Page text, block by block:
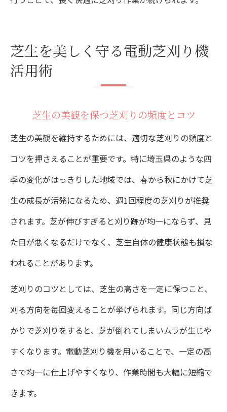
芝生を美しく守る電動芝刈り機
活用術
芝生の美観を保つ芝刈りの頻度とコツ
芝生の美観を維持するためには、適切な芝刈りの頻度と
コツを押さえることが重要です。特に埼玉県のような四
季の変化がはっきりした地域では、春から秋にかけて芝
生の成長が活発になるため、週1回程度の芝刈りが推奨
されます。芝が伸びすぎると刈り跡が均一にならず、見
た目が悪くなるだけでなく、芝生自体の健康状態も損な
われることがあります。
芝刈りのコツとしては、芝生の高さを一定に保つこと、
刈る方向を毎回変えることが挙げられます。同じ方向ば
かりで芝刈りをすると、芝が倒れてしまいムラが生じや
すくなります。電動芝刈り機を用いることで、一定の高
さで均一に仕上げやすくなり、作業時間も大幅に短縮で
きます。